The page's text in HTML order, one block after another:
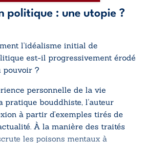
politique : une utopie ?
l’idéalisme initial de
est-il progressivement érodé
pouvoir ?
personnelle de la vie
pratique bouddhiste, l’auteur
à partir d’exemples tirés de
À la manière des traités
les poisons mentaux à